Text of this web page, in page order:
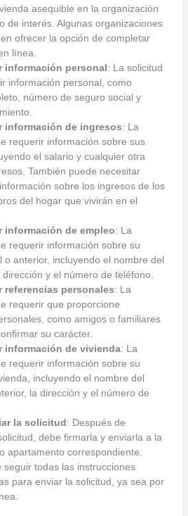
asequible en la organización
de interés. Algunas organizaciones
ofrecer la opción de completar
línea.
información personal: La solicitud
información personal, como
número de seguro social y
información de ingresos: La
requerir información sobre sus
el salario y cualquier otra
También puede necesitar
sobre los ingresos de los
del hogar que vivirán en el
información de empleo: La
requerir información sobre su
o anterior, incluyendo el nombre del
y el número de teléfono.
referencias personales: La
requerir que proporcione
como amigos o familiares
su carácter.
información de vivienda: La
requerir información sobre su
incluyendo el nombre del
la dirección y el número de
la solicitud: Después de
debe firmarla y enviarla a la
apartamento correspondiente.
seguir todas las instrucciones
para enviar la solicitud, ya sea por